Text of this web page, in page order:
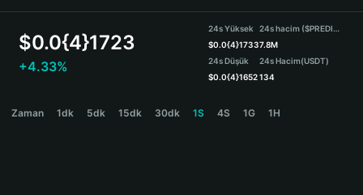
हिन्दी
Español
Português (Brasil)
$0.0{4}1723
+4.33%
24s Yüksek
$0.0{4}1733
24s Düşük
$0.0{4}1652
24s hacim ($PREDICTAI)
7.8M
24s Hacim(USDT)
134
Zaman 1dk 5dk 15dk 30dk 1S 4S 1G 1H